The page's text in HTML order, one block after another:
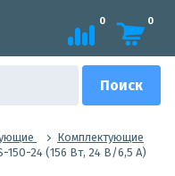
0 0
Комплектующие
150-24 (156 Вт, 24 В/6,5 A)